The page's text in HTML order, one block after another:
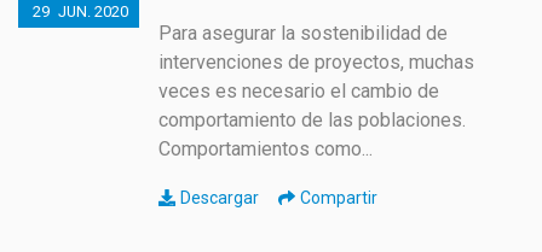
29 JUN. 2020
Para asegurar la sostenibilidad de
intervenciones de proyectos, muchas
veces es necesario el cambio de
comportamiento de las poblaciones.
Comportamientos como...
Descargar Compartir